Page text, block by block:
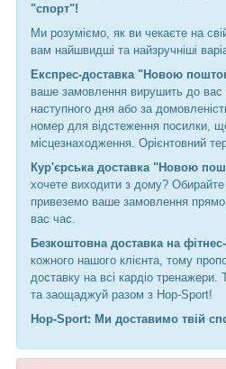
"спорт"!
Ми розуміємо, як ви чекаєте на
вам найшвидші та найзручніші
Експрес-доставка "Новою
ваше замовлення вирушить до вас
наступного дня або за
номер для відстеження посилки,
місцезнаходження. Орієнтовний
Кур'єрська доставка "Новою
хочете виходити з дому? Обирайте
привеземо ваше замовлення
вас час.
Безкоштовна доставка на
кожного нашого клієнта, тому
доставку на всі кардіо
та заощаджуй разом з Hop-Sport!
Hop-Sport: Ми доставимо твій